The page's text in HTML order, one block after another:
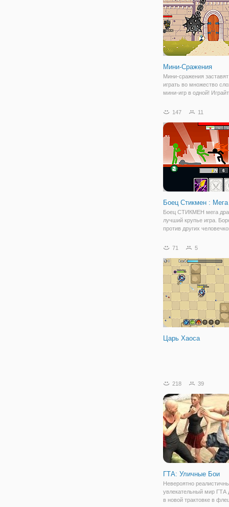
Мини-Сражения
Мини-сражения
играть во множество
мини-игр в одной!
наслаждаться каждой
вызов своим друзьям,
невероятно,
147 11
Боец Стикмен :
Боец СТИКМЕН мега
лучший крупье игра.
против других
попытаться уничтожить
для человечков ! Вы
использовать
71 5
Царь Хаоса
218 39
ГТА: Уличные Бои
Невероятно
увлекательный мир ГТА
в новой трактовке в